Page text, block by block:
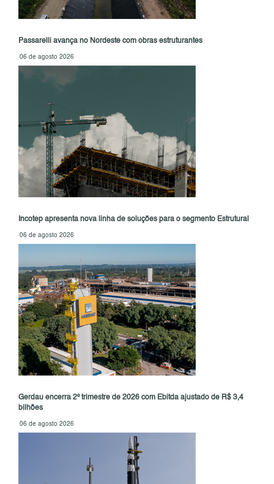
Passarelli avança no Nordeste com obras estruturantes
06 de agosto 2026
Incotep apresenta nova linha de soluções para o segmento Estrutural
06 de agosto 2026
Gerdau encerra 2º trimestre de 2026 com Ebitda ajustado de R$ 3,4
bilhões
06 de agosto 2026